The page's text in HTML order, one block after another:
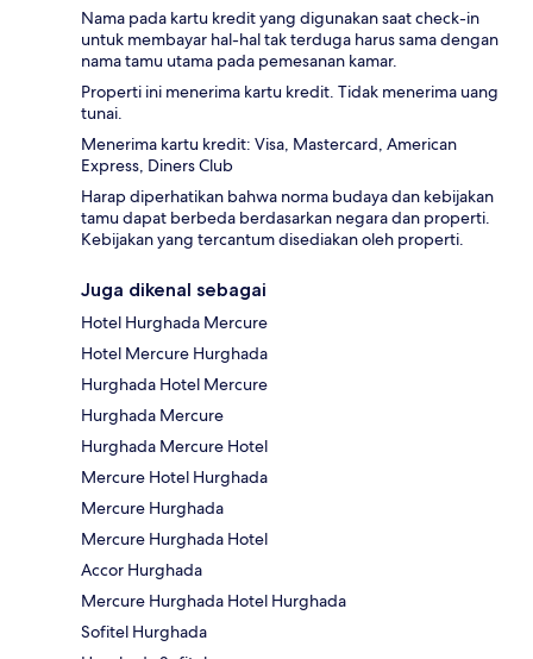
Nama pada kartu kredit yang digunakan saat check-in
untuk membayar hal-hal tak terduga harus sama dengan
nama tamu utama pada pemesanan kamar.
Properti ini menerima kartu kredit. Tidak menerima uang
tunai.
Menerima kartu kredit: Visa, Mastercard, American
Express, Diners Club
Harap diperhatikan bahwa norma budaya dan kebijakan
tamu dapat berbeda berdasarkan negara dan properti.
Kebijakan yang tercantum disediakan oleh properti.
Juga dikenal sebagai
Hotel Hurghada Mercure
Hotel Mercure Hurghada
Hurghada Hotel Mercure
Hurghada Mercure
Hurghada Mercure Hotel
Mercure Hotel Hurghada
Mercure Hurghada
Mercure Hurghada Hotel
Accor Hurghada
Mercure Hurghada Hotel Hurghada
Sofitel Hurghada